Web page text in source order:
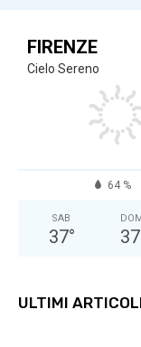
FIRENZE
Cielo Sereno
64 %
SAB
37° 37
ULTIMI